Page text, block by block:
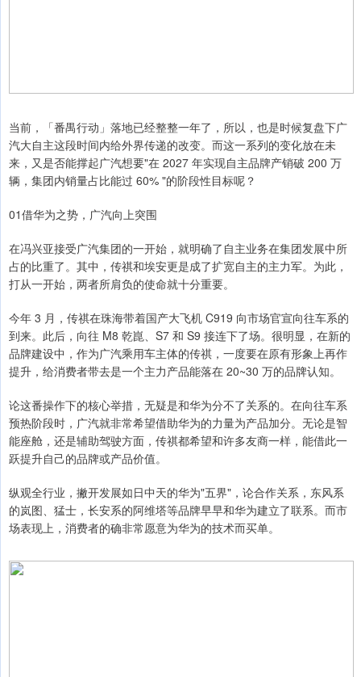
当前，「番禺行动」落地已经整整一年了，所以，也是时候复盘下广
汽大自主这段时间内给外界传递的改变。而这一系列的变化放在未
来，又是否能撑起广汽想要"在 2027 年实现自主品牌产销破 200 万
辆，集团内销量占比能过 60% "的阶段性目标呢？
01借华为之势，广汽向上突围
在冯兴亚接受广汽集团的一开始，就明确了自主业务在集团发展中所
占的比重了。其中，传祺和埃安更是成了扩宽自主的主力军。为此，
打从一开始，两者所肩负的使命就十分重要。
今年 3 月，传祺在珠海带着国产大飞机 C919 向市场官宣向往车系的
到来。此后，向往 M8 乾崑、S7 和 S9 接连下了场。很明显，在新的
品牌建设中，作为广汽乘用车主体的传祺，一度要在原有形象上再作
提升，给消费者带去是一个主力产品能落在 20~30 万的品牌认知。
论这番操作下的核心举措，无疑是和华为分不了关系的。在向往车系
预热阶段时，广汽就非常希望借助华为的力量为产品加分。无论是智
能座舱，还是辅助驾驶方面，传祺都希望和许多友商一样，能借此一
跃提升自己的品牌或产品价值。
纵观全行业，撇开发展如日中天的华为"五界"，论合作关系，东风系
的岚图、猛士，长安系的阿维塔等品牌早早和华为建立了联系。而市
场表现上，消费者的确非常愿意为华为的技术而买单。